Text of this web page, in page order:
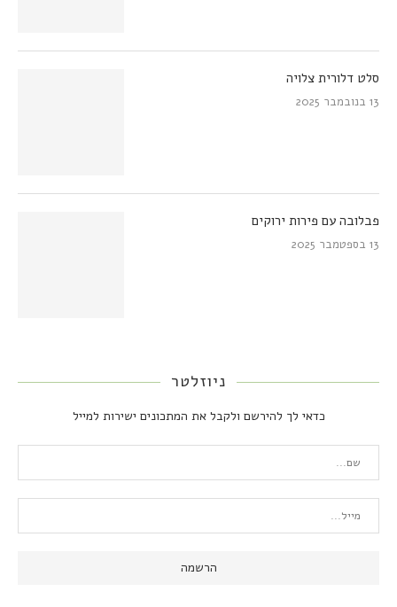
סלט דלורית צלויה
13 בנובמבר 2025
פבלובה עם פירות ירוקים
13 בספטמבר 2025
ניוזלטר
כדאי לך להירשם ולקבל את המתכונים ישירות למייל